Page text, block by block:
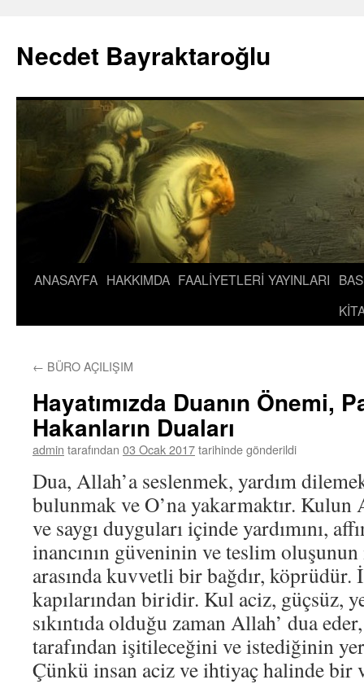
Necdet Bayraktaroğlu
ANASAYFA HAKKIMDA FAALİYETLERİ YAYINLARI
← BÜRO AÇILIŞIM
Hayatımızda Duanın Önemi,
Hakanların Duaları
admin tarafından 03 Ocak 2017tarihinde gönderildi
Dua, Allah’a seslenmek, yardım
bulunmak ve O’na yakarmaktır. Kulun
ve saygı duyguları içinde yardımını,
inancının güveninin ve teslim
arasında kuvvetli bir bağdır, köprüdür.
kapılarından biridir. Kul aciz, güçsüz,
sıkıntıda olduğu zaman Allah’ dua
tarafından işitileceğini ve istediğinin
Çünkü insan aciz ve ihtiyaç halinde bir